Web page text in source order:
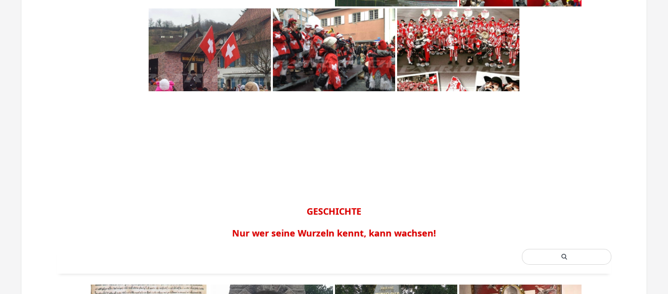
GESCHICHTE
Nur wer seine Wurzeln kennt, kann wachsen!